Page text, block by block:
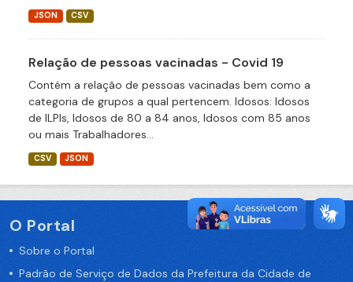
JSON CSV
Relação de pessoas vacinadas - Covid 19
Contém a relação de pessoas vacinadas bem como a
categoria de grupos a qual pertencem. Idosos: Idosos
de ILPIs, Idosos de 80 a 84 anos, Idosos com 85 anos
ou mais Trabalhadores...
CSV JSON
O Portal
Sobre o Portal
Padrão de Serviço de Dados da Prefeitura da Cidade de